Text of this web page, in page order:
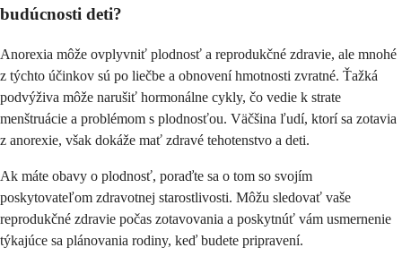
budúcnosti deti?
Anorexia môže ovplyvniť plodnosť a reprodukčné zdravie, ale mnohé
z týchto účinkov sú po liečbe a obnovení hmotnosti zvratné. Ťažká
podvýživa môže narušiť hormonálne cykly, čo vedie k strate
menštruácie a problémom s plodnosťou. Väčšina ľudí, ktorí sa zotavia
z anorexie, však dokáže mať zdravé tehotenstvo a deti.
Ak máte obavy o plodnosť, poraďte sa o tom so svojím
poskytovateľom zdravotnej starostlivosti. Môžu sledovať vaše
reprodukčné zdravie počas zotavovania a poskytnúť vám usmernenie
týkajúce sa plánovania rodiny, keď budete pripravení.